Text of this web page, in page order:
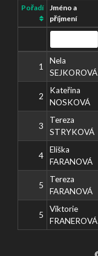
Pořadí
Jméno a
příjmení
1
Nela
SEJKOROVÁ
2
Kateřina
NOSKOVÁ
3
Tereza
STRYKOVÁ
4
Eliška
FARANOVÁ
5
Tereza
FARANOVÁ
5
Viktorie
FRANEROVÁ